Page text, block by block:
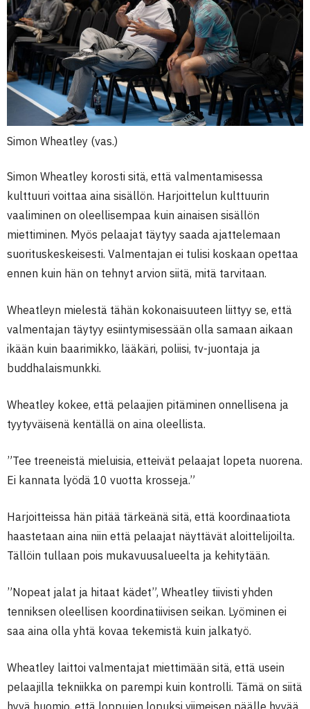
Simon Wheatley (vas.)
Simon Wheatley korosti sitä, että valmentamisessa
kulttuuri voittaa aina sisällön. Harjoittelun kulttuurin
vaaliminen on oleellisempaa kuin ainaisen sisällön
miettiminen. Myös pelaajat täytyy saada ajattelemaan
suorituskeskeisesti. Valmentajan ei tulisi koskaan opettaa
ennen kuin hän on tehnyt arvion siitä, mitä tarvitaan.
Wheatleyn mielestä tähän kokonaisuuteen liittyy se, että
valmentajan täytyy esiintymisessään olla samaan aikaan
ikään kuin baarimikko, lääkäri, poliisi, tv-juontaja ja
buddhalaismunkki.
Wheatley kokee, että pelaajien pitäminen onnellisena ja
tyytyväisenä kentällä on aina oleellista.
”Tee treeneistä mieluisia, etteivät pelaajat lopeta nuorena.
Ei kannata lyödä 10 vuotta krosseja.”
Harjoitteissa hän pitää tärkeänä sitä, että koordinaatiota
haastetaan aina niin että pelaajat näyttävät aloittelijoilta.
Tällöin tullaan pois mukavuusalueelta ja kehitytään.
”Nopeat jalat ja hitaat kädet”, Wheatley tiivisti yhden
tenniksen oleellisen koordinatiivisen seikan. Lyöminen ei
saa aina olla yhtä kovaa tekemistä kuin jalkatyö.
Wheatley laittoi valmentajat miettimään sitä, että usein
pelaajilla tekniikka on parempi kuin kontrolli. Tämä on siitä